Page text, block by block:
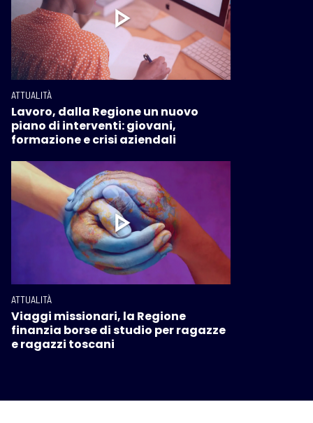
ATTUALITÀ
Lavoro, dalla Regione un nuovo
piano di interventi: giovani,
formazione e crisi aziendali
ATTUALITÀ
Viaggi missionari, la Regione
finanzia borse di studio per ragazze
e ragazzi toscani